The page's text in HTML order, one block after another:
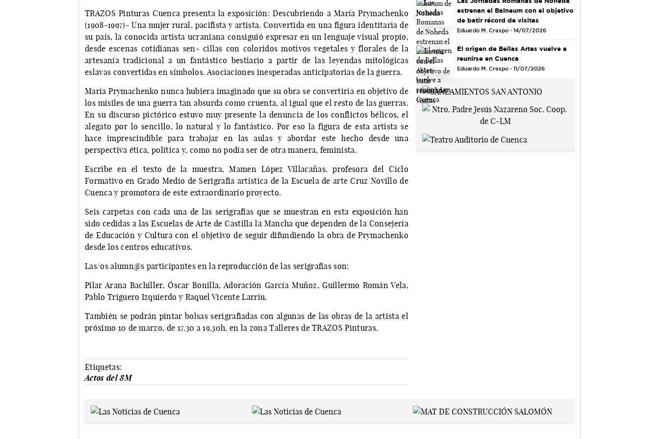
TRAZOS Pinturas Cuenca presenta la exposición: Descubriendo a María Prymachenko
(1908-1997)- Una mujer rural, pacifista y artista. Convertida en una figura identitaria de
su país, la conocida artista ucraniana consiguió expresar en un lenguaje visual propio,
desde escenas cotidianas sen- cillas con coloridos motivos vegetales y florales de la
artesanía tradicional a un fantástico bestiario a partir de las leyendas mitológicas
eslavas convertidas en símbolos. Asociaciones inesperadas anticipatorias de la guerra.
María Prymachenko nunca hubiera imaginado que su obra se convertiría en objetivo de
los misiles de una guerra tan absurda como cruenta, al igual que el resto de las guerras.
En su discurso pictórico estuvo muy presente la denuncia de los conflictos bélicos, el
alegato por lo sencillo, lo natural y lo fantástico. Por eso la figura de esta artista se
hace imprescindible para trabajar en las aulas y abordar este hecho desde una
perspectiva ética, política y, como no podía ser de otra manera, feminista.
Escribe en el texto de la muestra, Mamen López Villacañas, profesora del Ciclo
Formativo en Grado Medio de Serigrafia artística de la Escuela de arte Cruz Novillo de
Cuenca y promotora de este extraordinario proyecto.
Seis carpetas con cada una de las serigrafías que se muestran en esta exposición han
sido cedidas a las Escuelas de Arte de Castilla la Mancha que dependen de la Consejería
de Educación y Cultura con el objetivo de seguir difundiendo la obra de Prymachenko
desde los centros educativos.
Las/os alumn@s participantes en la reproducción de las serigrafías son:
Pilar Arana Bachiller, Óscar Bonilla, Adoración García Muñoz, Guillermo Román Vela,
Pablo Triguero Izquierdo y Raquel Vicente Larriu.
También se podrán pintar bolsas serigrafiadas con algunas de las obras de la artista el
próximo 10 de marzo, de 17.30 a 19.30h. en la zona Talleres de TRAZOS Pinturas.
Etiquetas:
Actos del 8M
estrenan el Balneum con el objetivo
de batir récord de visitas
Eduardo M. Crespo - 14/07/2026
El origen de Bellas Artes vuelve a
reunirse en Cuenca
Eduardo M. Crespo - 11/07/2026